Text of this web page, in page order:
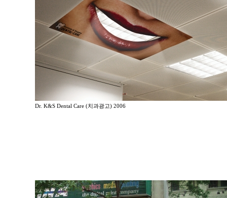
Dr. K&S Dental Care (치과광고) 2006